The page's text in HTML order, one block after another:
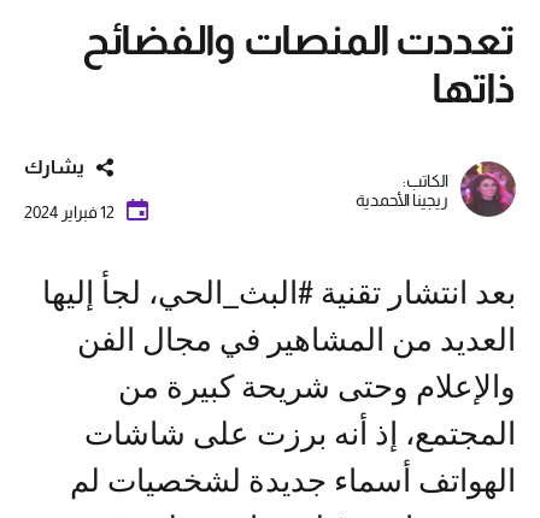
تعددت المنصات والفضائح
ذاتها
الكاتب:
ريجينا الأحمدية
يشارك
12 فبراير 2024
بعد انتشار تقنية #البث_الحي، لجأ إليها
العديد من المشاهير في مجال الفن
والإعلام وحتى شريحة كبيرة من
المجتمع، إذ أنه برزت على شاشات
الهواتف أسماء جديدة لشخصيات لم